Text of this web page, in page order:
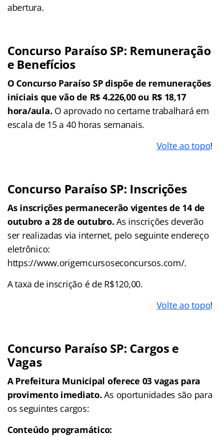
abertura.
Concurso Paraíso SP: Remuneração
e Benefícios
O Concurso Paraíso SP dispõe de remunerações
iniciais que vão de R$ 4.226,00 ou R$ 18,17
hora/aula. O aprovado no certame trabalhará em
escala de 15 a 40 horas semanais.
Volte ao topo!
Concurso Paraíso SP: Inscrições
As inscrições permanecerão vigentes de 14 de
outubro a 28 de outubro.As inscrições deverão
ser realizadas via internet, pelo seguinte endereço
eletrônico:
https://www.origemcursoseconcursos.com/.
A taxa de inscrição é de R$120,00.
Volte ao topo!
Concurso Paraíso SP: Cargos e
Vagas
A Prefeitura Municipal oferece 03 vagas para
provimento imediato.As oportunidades são para
os seguintes cargos:
Conteúdo programático: